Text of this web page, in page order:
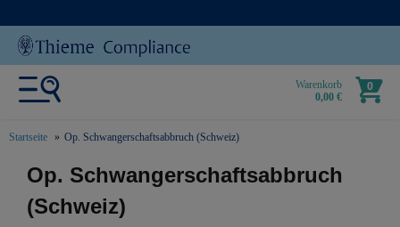
Warenkorb
0,00 €
0
Startseite Op. Schwangerschaftsabbruch (Schweiz)
text.skipToContent
text.skipToNavigation
Op. Schwangerschaftsabbruch
(Schweiz)